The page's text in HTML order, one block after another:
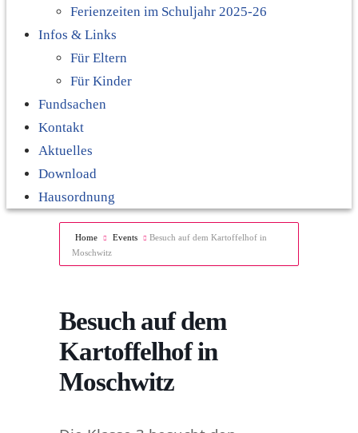
Ferienzeiten im Schuljahr 2025-26
Infos & Links
Für Eltern
Für Kinder
Fundsachen
Kontakt
Aktuelles
Download
Hausordnung
Home Events
Besuch auf dem Kartoffelhof in
Moschwitz
Besuch auf dem
Kartoffelhof in
Moschwitz